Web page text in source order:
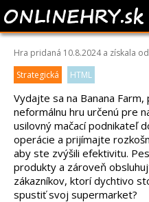
BANANA
Hra pridaná 10.8.2024 a získala
Strategická
HTML
Vydajte sa na Banana
neformálnu hru určenú pre
usilovný mačací podnikateľ
operácie a prijímajte
aby ste zvýšili efektivitu.
produkty a zároveň
zákazníkov, ktorí dychtivo
spustiť svoj supermarket?